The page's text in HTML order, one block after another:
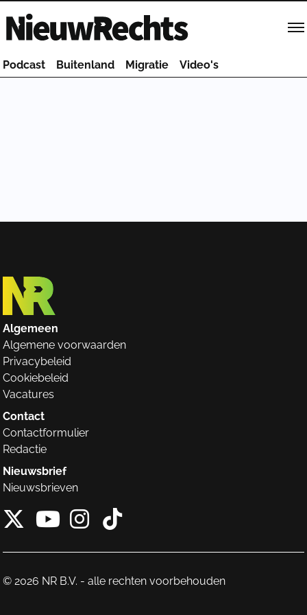
Homepage van NieuwRechts
Podcast Buitenland Migratie Video's
Algemeen
Algemene voorwaarden
Privacybeleid
Cookiebeleid
Vacatures
Contact
Contactformulier
Redactie
Nieuwsbrief
Nieuwsbrieven
X van NieuwRechts
Instagram van
Tiktok van
© 2026 NR B.V. - alle rechten voorbehouden